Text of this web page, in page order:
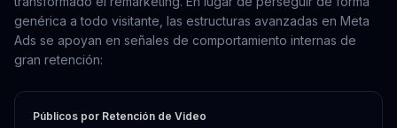
genérica a todo visitante, las estructuras avanzadas en Meta
Ads se apoyan en señales de comportamiento internas de
gran retención:
Públicos por Retención de Video